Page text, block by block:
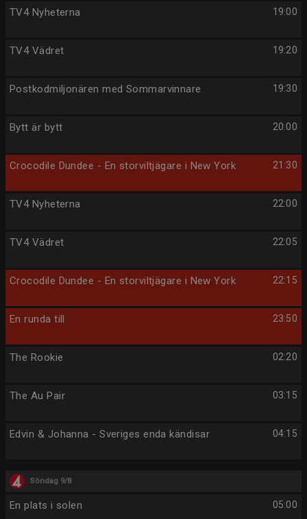
19:00
TV4 Nyheterna
19:20
TV4 Vädret
19:30
Postkodmiljonären med Sommarvinnare
20:00
Bytt är bytt
21:30
Crocodile Dundee - En storviltjägare i New York
22:00
TV4 Nyheterna
22:05
TV4 Vädret
22:15
Crocodile Dundee - En storviltjägare i New York
23:50
En runda till
02:20
The Rookie
03:15
The Au Pair
04:15
Edvin & Johanna - Sveriges enda kändisar
Söndag 9/8
05:00
En plats i solen